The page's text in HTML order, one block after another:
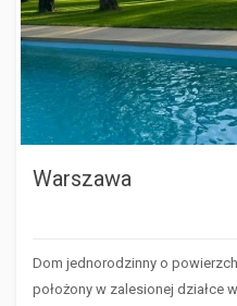
Warszawa
Dom jednorodzinny o
położony w zalesionej działce